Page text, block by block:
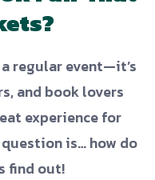
regular event—it’s
and book lovers
experience for
is… how do
find out!